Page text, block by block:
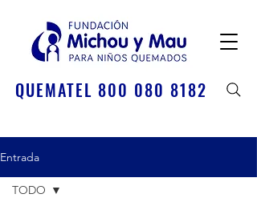
QUEMATEL 800 080 8182
Entrada
TODO